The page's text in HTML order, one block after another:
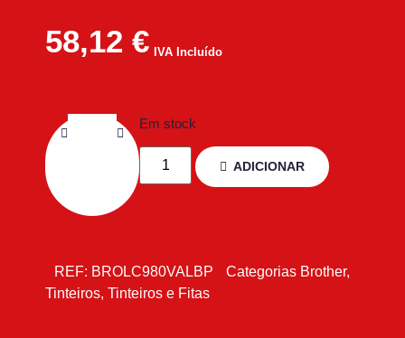
58,12 € IVA Incluído
Em stock
ADICIONAR
REF: BROLC980VALBP Categorias Brother,
Tinteiros, Tinteiros e Fitas